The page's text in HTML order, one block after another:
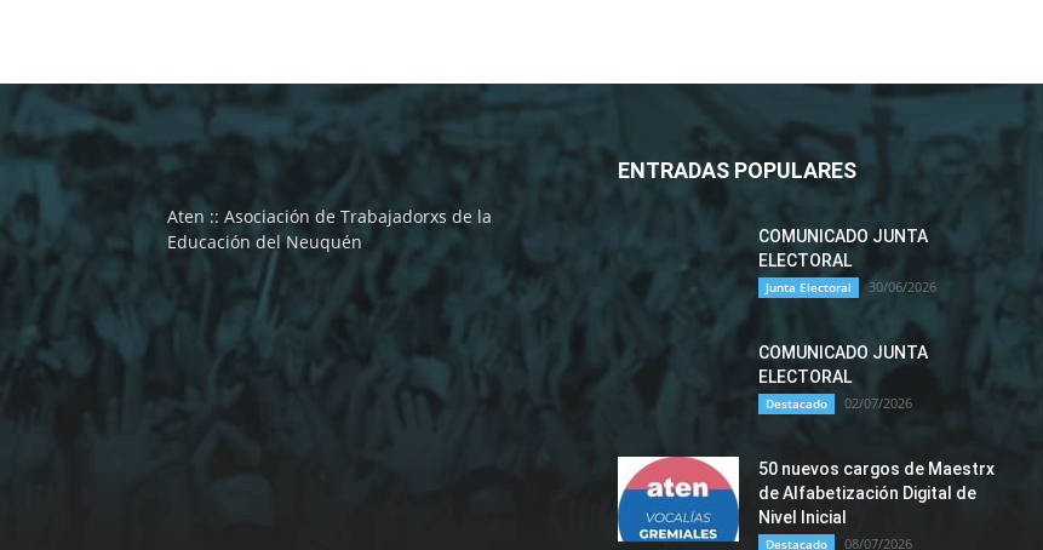
Aten :: Asociación de Trabajadorxs de la
Educación del Neuquén
ENTRADAS POPULARES
COMUNICADO JUNTA
ELECTORAL
Junta Electoral 30/06/2026
COMUNICADO JUNTA
ELECTORAL
Destacado 02/07/2026
50 nuevos cargos de Maestrx
de Alfabetización Digital de
Nivel Inicial
Destacado 08/07/2026